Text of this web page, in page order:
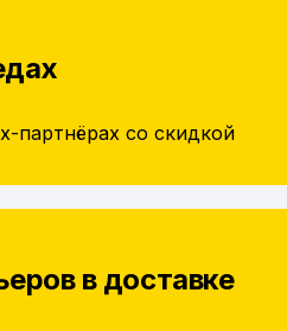
партнёрах со скидкой
в доставке